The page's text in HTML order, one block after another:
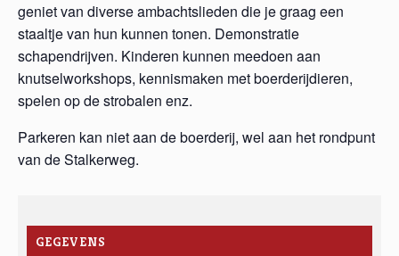
geniet van diverse ambachtslieden die je graag een
staaltje van hun kunnen tonen. Demonstratie
schapendrijven. Kinderen kunnen meedoen aan
knutselworkshops, kennismaken met boerderijdieren,
spelen op de strobalen enz.
Parkeren kan niet aan de boerderij, wel aan het rondpunt
van de Stalkerweg.
GEGEVENS